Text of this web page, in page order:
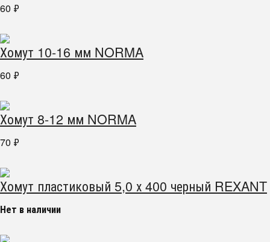
60 ₽
Хомут 10-16 мм NORMA
60 ₽
Хомут 8-12 мм NORMA
70 ₽
Хомут пластиковый 5,0 х 400 черный REXANT
Нет в наличии